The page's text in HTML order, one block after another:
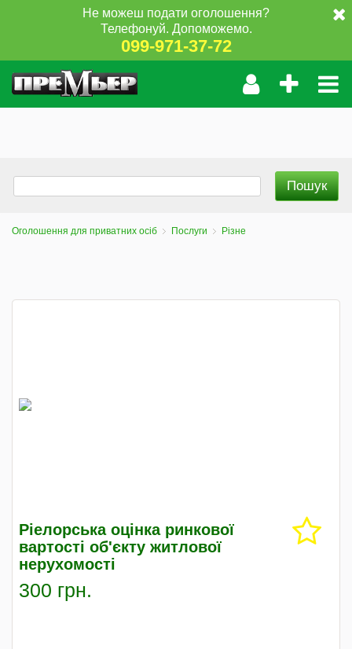
Не можеш подати оголошення?
Телефонуй. Допоможемо.
099-971-37-72
Оголошення для приватних осіб Послуги Різне
Ріелорська оцінка ринкової
вартості об'єкту житлової
нерухомості
300 грн.